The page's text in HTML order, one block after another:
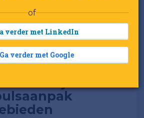
of
verder met LinkedIn
Ga verder met Google